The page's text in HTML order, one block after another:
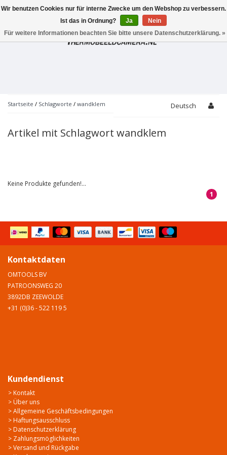
Toggle
Startseite / Schlagworte / wandklem Deutsch
Artikel mit Schlagwort wandklem
Keine Produkte gefunden!...
1
Kontaktdaten
OMTOOLS BV
PATROONSWEG 20
3892DB ZEEWOLDE
+31 (0)36 - 522 119 5
Kundendienst
> Kontakt
> Über uns
> Allgemeine Geschäftsbedingungen
> Haftungsausschluss
> Datenschutzerklärung
> Zahlungsmöglichkeiten
> Versand und Rückgabe
Wir benutzen Cookies nur für interne Zwecke um den Webshop zu verbessern.
Ist das in Ordnung?
Ja
Nein
Für weitere Informationen beachten Sie bitte unsere Datenschutzerklärung. »